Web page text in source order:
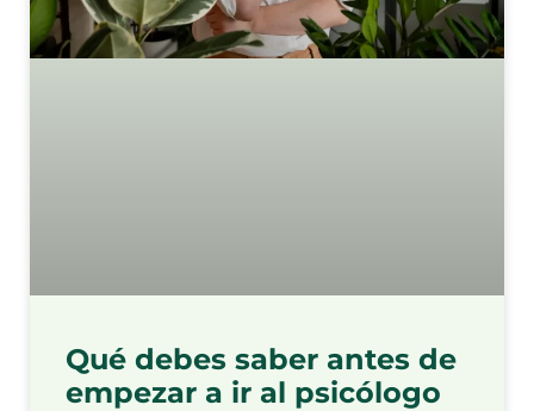
Qué debes saber antes de
empezar a ir al psicólogo